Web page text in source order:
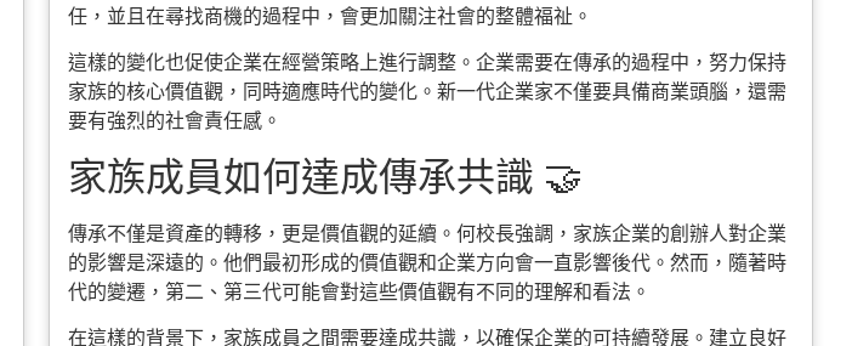
任，並且在尋找商機的過程中，會更加關注社會的整體福祉。
這樣的變化也促使企業在經營策略上進行調整。企業需要在傳承的過程中，努力保持
家族的核心價值觀，同時適應時代的變化。新一代企業家不僅要具備商業頭腦，還需
要有強烈的社會責任感。
家族成員如何達成傳承共識 🤝
傳承不僅是資產的轉移，更是價值觀的延續。何校長強調，家族企業的創辦人對企業
的影響是深遠的。他們最初形成的價值觀和企業方向會一直影響後代。然而，隨著時
代的變遷，第二、第三代可能會對這些價值觀有不同的理解和看法。
在這樣的背景下，家族成員之間需要達成共識，以確保企業的可持續發展。建立良好